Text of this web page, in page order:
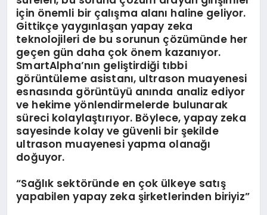
için önemli bir çalışma alanı haline geliyor.
Gittikçe yaygınlaşan yapay zeka
teknolojileri de bu sorunun çözümünde her
geçen gün daha çok önem kazanıyor.
SmartAlpha’nın geliştirdiği tıbbi
görüntüleme asistanı, ultrason muayenesi
esnasında görüntüyü anında analiz ediyor
ve hekime yönlendirmelerde bulunarak
süreci kolaylaştırıyor. Böylece, yapay zeka
sayesinde kolay ve güvenli bir şekilde
ultrason muayenesi yapma olanağı
doğuyor.
“Sağlık sektöründe en çok ülkeye satış
yapabilen yapay zeka şirketlerinden biriyiz”